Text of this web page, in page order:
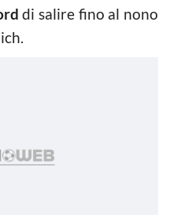
di salire fino al nono